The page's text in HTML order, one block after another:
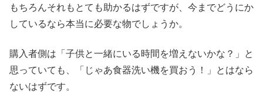
もちろんそれもとても助かるはずですが、今までどうにか
しているなら本当に必要な物でしょうか。
購入者側は「子供と一緒にいる時間を増えないかな？」と
思っていても、「じゃあ食器洗い機を買おう！」とはなら
ないはずです。